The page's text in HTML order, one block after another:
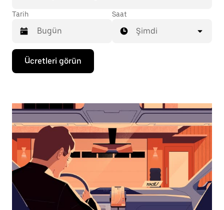
Tarih
Takvimle
etkileşime
geçmek
seçmek
aşağı
ok
tuşuna
basın.
Takvimi
kapatmak
için
escape
tuşuna
Saat
Şimdi
Ücretleri görün